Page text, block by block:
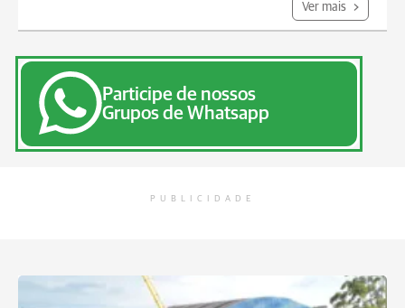
Ver mais
Participe de nossos
Grupos de Whatsapp
PUBLICIDADE